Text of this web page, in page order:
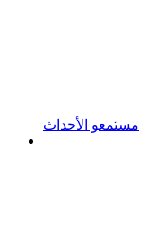
مستمعو الأحداث